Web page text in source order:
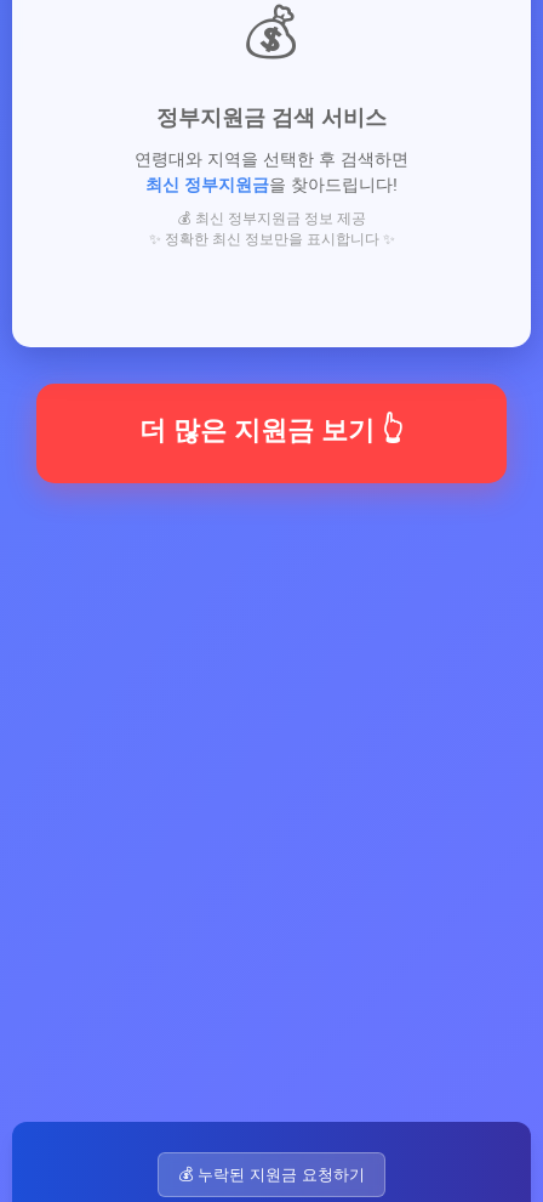
💰
정부지원금 검색 서비스
연령대와 지역을 선택한 후 검색하면
최신 정부지원금을 찾아드립니다!
💰 최신 정부지원금 정보 제공
✨ 정확한 최신 정보만을 표시합니다 ✨
더 많은 지원금 보기 👆
💰 누락된 지원금 요청하기